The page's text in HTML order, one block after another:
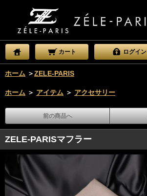
カート ログイン
ホーム ＞ZELE-PARIS
ホーム ＞ アイテム ＞ アクセサリー
前の商品へ
ZELE-PARISマフラー